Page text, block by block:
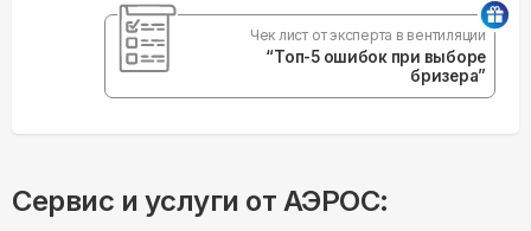
Чек лист от эксперта в вентиляции
“Топ-5 ошибок при выборе
бризера”
Сервис и услуги от АЭРОС: